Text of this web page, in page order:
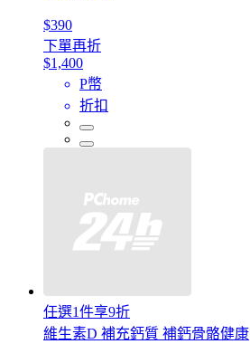
$390
下單再折
$1,400
P幣
折扣
任選1件享9折
維生素D 補充鈣質 補鈣骨骼健康